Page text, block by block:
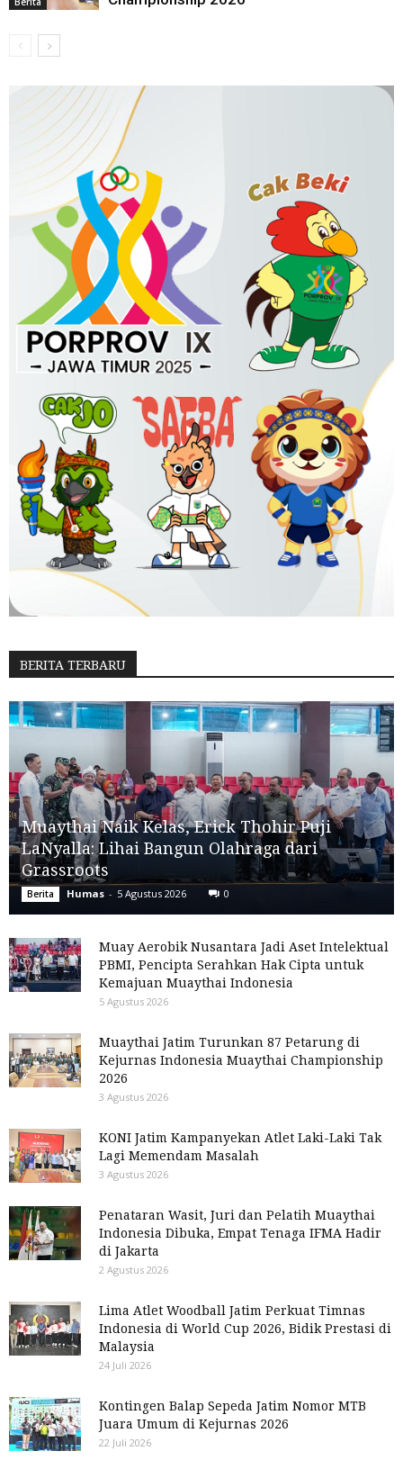
BERITA TERBARU
Muaythai Naik Kelas, Erick Thohir Puji
LaNyalla: Lihai Bangun Olahraga dari
Grassroots
Berita Humas - 5 Agustus 2026 0
Muay Aerobik Nusantara Jadi Aset Intelektual
PBMI, Pencipta Serahkan Hak Cipta untuk
Kemajuan Muaythai Indonesia
5 Agustus 2026
Muaythai Jatim Turunkan 87 Petarung di
Kejurnas Indonesia Muaythai Championship
2026
3 Agustus 2026
KONI Jatim Kampanyekan Atlet Laki-Laki Tak
Lagi Memendam Masalah
3 Agustus 2026
Penataran Wasit, Juri dan Pelatih Muaythai
Indonesia Dibuka, Empat Tenaga IFMA Hadir
di Jakarta
2 Agustus 2026
Lima Atlet Woodball Jatim Perkuat Timnas
Indonesia di World Cup 2026, Bidik Prestasi di
Malaysia
24 Juli 2026
Kontingen Balap Sepeda Jatim Nomor MTB
Juara Umum di Kejurnas 2026
22 Juli 2026